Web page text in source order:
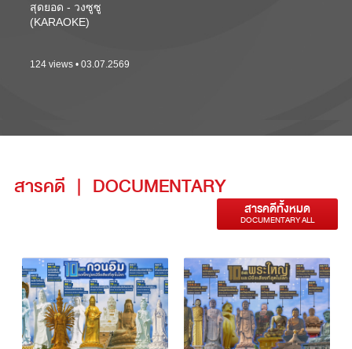
สุดยอด - วงซูซู
(KARAOKE)
124 views • 03.07.2569
สารคดี | DOCUMENTARY
สารคดีทั้งหมด
DOCUMENTARY ALL